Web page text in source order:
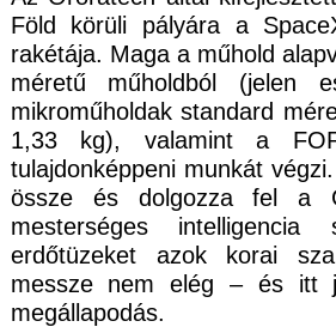
Föld körüli pályára a
rakétája. Maga a műhold
méretű műholdból (jelen
mikroműholdak standard
1,33 kg), valamint a
tulajdonképpeni munkát
össze és dolgozza fel a
mesterséges
erdőtüzeket azok korai
messze nem elég – és itt
megállapodás.